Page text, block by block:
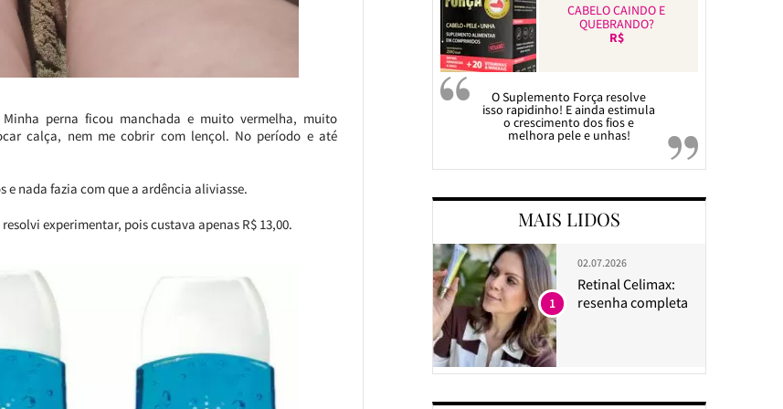
perna ficou manchada e muito vermelha, muito
calça, nem me cobrir com lençol. No período e até
e nada fazia com que a ardência aliviasse.
experimentar, pois custava apenas R$ 13,00.
CABELO CAINDO E
QUEBRANDO?
R$
O Suplemento Força resolve
isso rapidinho! E ainda estimula
o crescimento dos fios e
melhora pele e unhas!
MAIS LIDOS
02.07.2026
Retinal Celimax:
resenha completa
1